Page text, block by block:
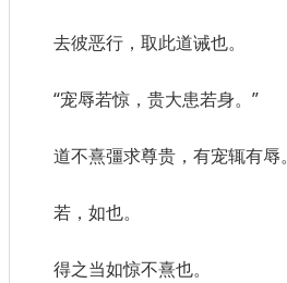
去彼恶行，取此道诫也。
“宠辱若惊，贵大患若身。”
道不熹彊求尊贵，有宠辄有辱。
若，如也。
得之当如惊不熹也。